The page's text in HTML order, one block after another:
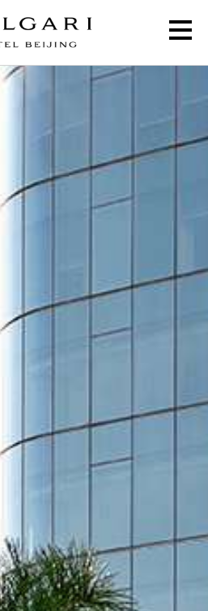
Il Giardino